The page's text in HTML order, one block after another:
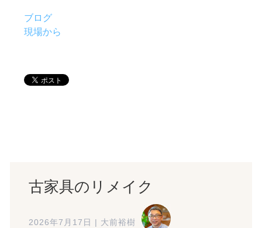
ブログ
現場から
古家具のリメイク
2026年7月17日 | 大前裕樹